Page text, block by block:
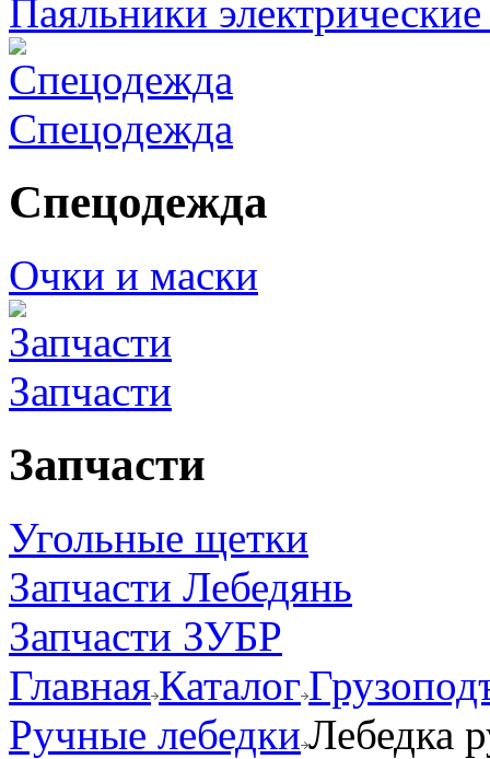
Паяльники
Спецодежда
Спецодежда
Очки и маски
Запчасти
Запчасти
Угольные щетки
Запчасти Лебедянь
Запчасти ЗУБР
ГлавнаяКаталог
Ручные лебедкиЛебедка